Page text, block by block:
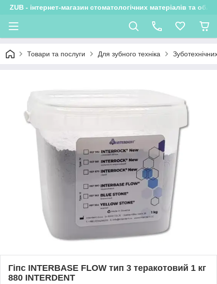
ZUB - інтернет-магазин стоматологічних матеріалів та
Товари та послуги Для зубного техніка
Гіпс INTERBASE FLOW тип 3 теракотовий 1 кг
880 INTERDENT